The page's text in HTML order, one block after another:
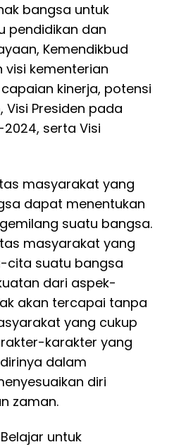
bangsa untuk
pendidikan dan
Kemendikbud
kementerian
kinerja, potensi
Presiden pada
2024, serta Visi
masyarakat yang
dapat menentukan
suatu bangsa.
masyarakat yang
cita suatu bangsa
dari aspek-
akan tercapai tanpa
yang cukup
karakter yang
dalam
diri
zaman.
untuk